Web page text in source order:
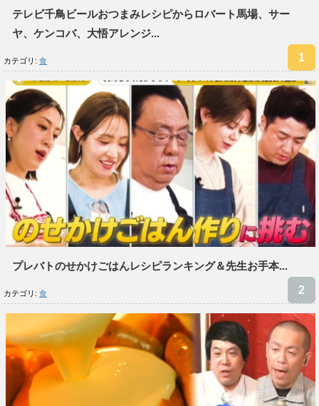
テレビ千鳥ビールおつまみレシピからロバート馬場、サー
ヤ、ケンコバ、大悟アレンジ...
カテゴリ: 食
プレバトのせかけごはんレシピランキング＆先生お手本...
カテゴリ: 食